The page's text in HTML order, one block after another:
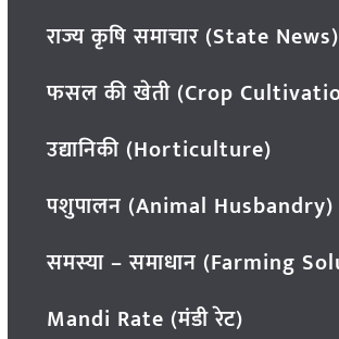
राज्य कृषि समाचार (State News)
फसल की खेती (Crop
उद्यानिकी (Horticulture)
पशुपालन (Animal Husbandry)
समस्या – समाधान (Farming
Mandi Rate (मंडी रेट)